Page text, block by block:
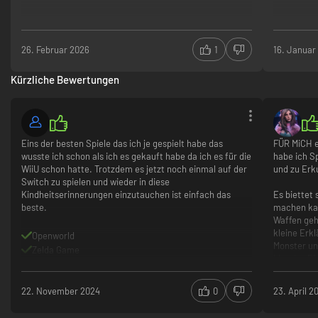
Zelda erkennen, dass sie zusammenarbeiten müssen, um Hyrule wieder
Instant Gaming zum Bruchteil des Verkaufspreises erhältlich. Du erhältst
26. Februar 2026 1 16.
Kürzliche Bewertungen
Eins der besten Spiele das ich je gespielt habe das
wusste ich schon als ich es gekauft habe da ich es für die
WiiU schon hatte. Trotzdem es jetzt noch einmal auf der
Switch zu spielen und wieder in diese
Kindheitserinnerungen einzutauchen ist einfach das
beste.
Openworld
22. November 2024 0
FÜR
habe ich
und zu
Es biettet
machen
Waffen
kleine
Monster
gebieten
23. April